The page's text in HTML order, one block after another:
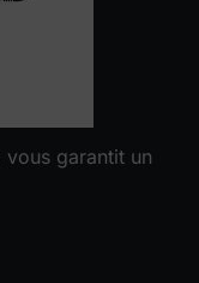
garantit un